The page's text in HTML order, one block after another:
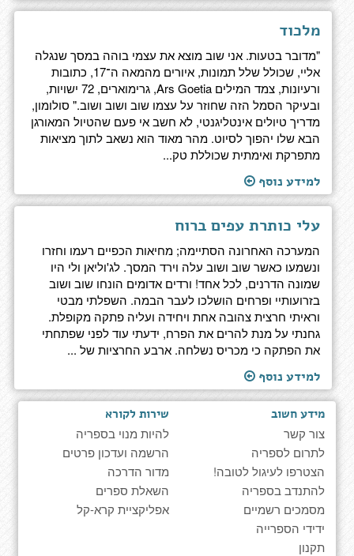
מלכוד
"מדובר בטעות. אני שוב מוצא את עצמי בוהה במסך שנגלה
אליי, שכולל שלל תמונות, איורים מהמאה ה־17, כתובות
ורעיונות, צמד המילים Ars Goetia, גרימוארים, 72 ישויות,
ובעיקר הסמל הזה שחוזר על עצמו שוב ושוב ושוב." סולומון,
מדריך טיולים אינטליגנטי, לא חשב אי פעם שהטיול המאורגן
הבא שלו יהפוך לסיוט. מהר מאוד הוא נשאב לתוך מציאות
מתפרקת ואימתית שכוללת טק...
למידע נוסף
עלי כותרת עפים ברוח
המערכה האחרונה הסתיימה; מחיאות הכפיים רעמו וחזרו
ונשמעו כאשר שוב ושוב עלה וירד המסך. לג'וליאן ולי היו
שמונה הדרנים, לכל אחד! ורדים אדומים הונחו שוב ושוב
בזרועותיי ופרחים הושלכו לעבר הבמה. השפלתי מבטי
וראיתי חרצית צהובה אחת ויחידה ועליה פתקה מקופלת.
גחנתי על מנת להרים את הפרח, ידעתי עוד לפני שפתחתי
את הפתקה כי מכריס נשלחה. ארבע החרציות של ...
למידע נוסף
מידע חשוב
צור קשר
לתרום לספריה
הצטרפו לעיגול לטובה!
להתנדב בספריה
מסמכים רשמיים
ידידי הספרייה
תקנון
שירות לקורא
להיות מנוי בספריה
הרשמה ועדכון פרטים
מדור הדרכה
השאלת ספרים
אפליקציית קרא-קל